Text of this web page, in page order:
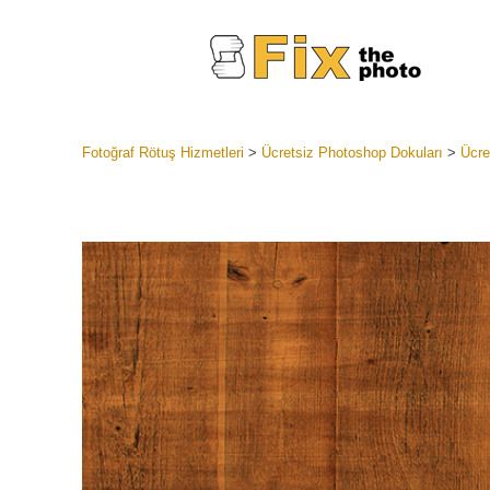
Düğün
En İyi
Mobil
Fotoğraf Rötuş Hizmetleri > Ücretsiz Photoshop Dokuları >